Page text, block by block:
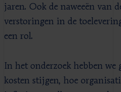
jaren. Ook de naweeën van
verstoringen in de
een rol.
In het onderzoek hebben we
kosten stijgen, hoe